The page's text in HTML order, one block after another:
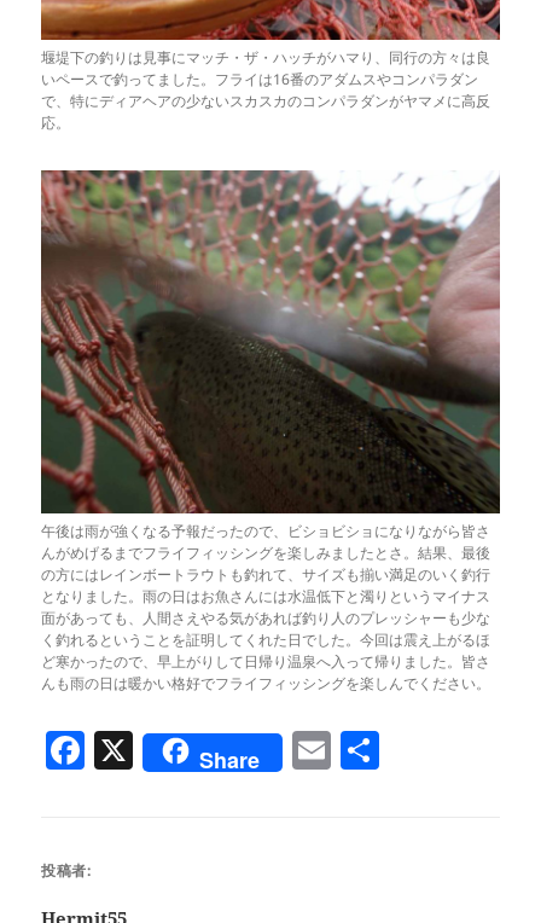
堰堤下の釣りは見事にマッチ・ザ・ハッチがハマり、同行の方々は良
いペースで釣ってました。フライは16番のアダムスやコンパラダン
で、特にディアヘアの少ないスカスカのコンパラダンがヤマメに高反
応。
午後は雨が強くなる予報だったので、ビショビショになりながら皆さ
んがめげるまでフライフィッシングを楽しみましたとさ。結果、最後
の方にはレインボートラウトも釣れて、サイズも揃い満足のいく釣行
となりました。雨の日はお魚さんには水温低下と濁りというマイナス
面があっても、人間さえやる気があれば釣り人のプレッシャーも少な
く釣れるということを証明してくれた日でした。今回は震え上がるほ
ど寒かったので、早上がりして日帰り温泉へ入って帰りました。皆さ
んも雨の日は暖かい格好でフライフィッシングを楽しんでください。
F
e
b
X Share E
投稿者: